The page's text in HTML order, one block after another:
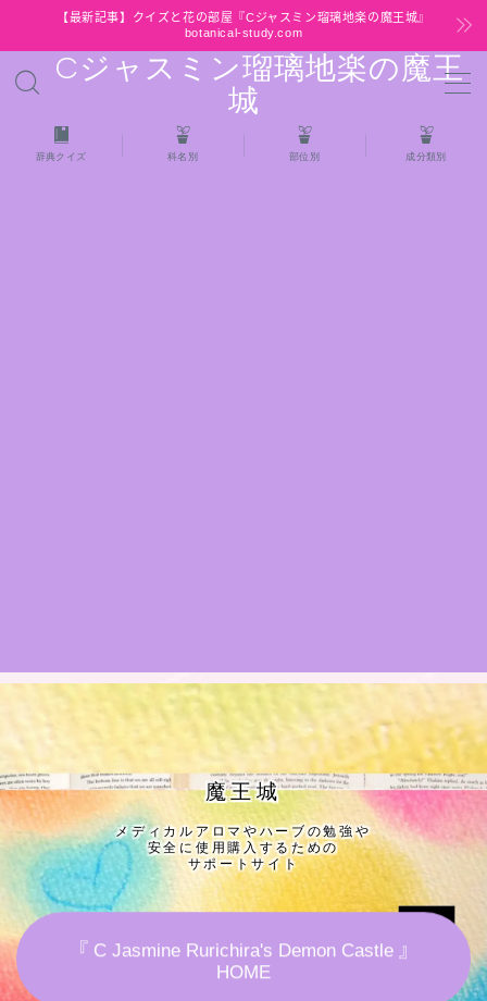
【最新記事】クイズと花の部屋『Cジャスミン瑠璃地楽の魔王城』
botanical-study.com
Cジャスミン瑠璃地楽の魔王
城
MENU
HOME
公式ウェブサイト『Botanical Study』
Cジャスミン瑠璃地楽の主な活動先リンク集
プロフィール
アロマハーブアンケート
おすすめ商品＆レビュー
辞典クイズ 科名別 部位別 成分類別
魔王城
メディカルアロマやハーブの勉強や
安全に使用購入するための
サポートサイト
『 C Jasmine Rurichira's Demon Castle 』
HOME